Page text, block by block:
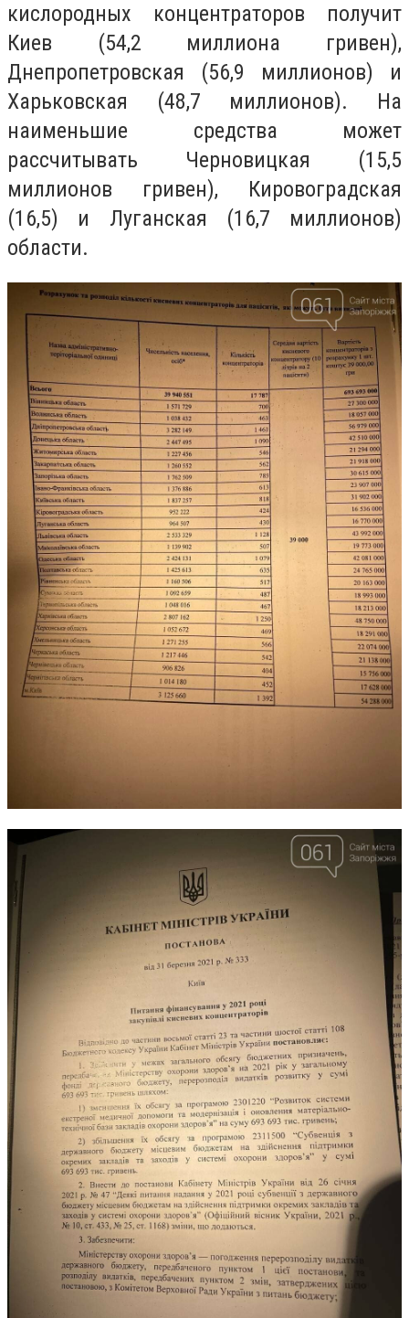
кислородных концентраторов получит
Киев (54,2 миллиона гривен),
Днепропетровская (56,9 миллионов) и
Харьковская (48,7 миллионов). На
наименьшие средства может
рассчитывать Черновицкая (15,5
миллионов гривен), Кировоградская
(16,5) и Луганская (16,7 миллионов)
области.